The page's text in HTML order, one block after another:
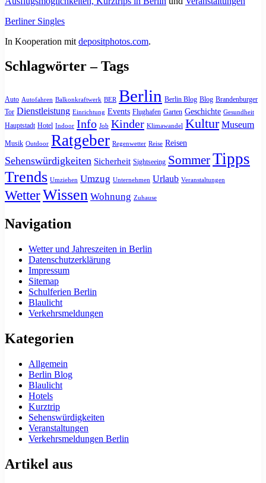
Berliner Singles
In Kooperation mit depositphotos.com.
Schlagwörter – Tags
Auto Autofahren Balkonkraftwerk BER Berlin Berlin Blog Blog Brandenburger
Tor Dienstleistung Einrichtung Events Flughafen Garten Geschichte Gesundheit
Hauptstadt Hotel Indoor Info Job Kinder Klimawandel Kultur Museum
Musik Outdoor Ratgeber Regenwetter Reise Reisen
Sehenswürdigkeiten Sicherheit Sightseeing SommerTipps
Trends Umziehen Umzug Unternehmen Urlaub Veranstaltungen
WetterWissen Wohnung Zuhause
Navigation
Wetter und Jahreszeiten in Berlin
Datenschutzerklärung
Impressum
Sitemap
Schulferien Berlin
Blaulicht
Verkehrsmeldungen
Kategorien
Allgemein
Berlin Blog
Blaulicht
Hotels
Kurztrip
Sehenswürdigkeiten
Veranstaltungen
Verkehrsmeldungen Berlin
Artikel aus